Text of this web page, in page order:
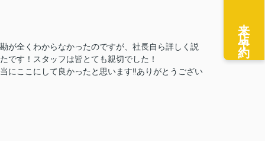
が全くわからなかったのですが、社長自ら詳しく説
です！スタッフは皆とても親切でした！
にここにして良かったと思います‼︎ありがとうござい
来店予約